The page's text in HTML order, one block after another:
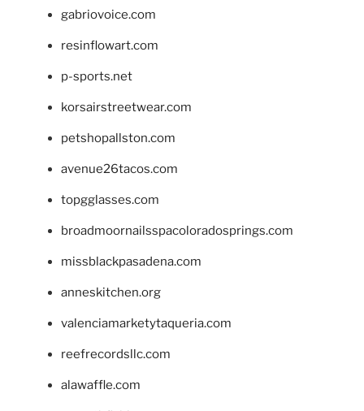
gabriovoice.com
resinflowart.com
p-sports.net
korsairstreetwear.com
petshopallston.com
avenue26tacos.com
topgglasses.com
broadmoornailsspacoloradosprings.com
missblackpasadena.com
anneskitchen.org
valenciamarketytaqueria.com
reefrecordsllc.com
alawaffle.com